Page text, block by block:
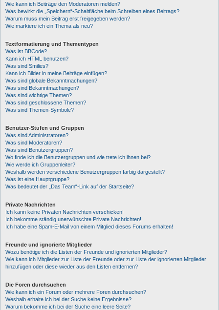
Wie kann ich Beiträge den Moderatoren melden?
Was bewirkt die „Speichern“-Schaltfläche beim Schreiben eines Beitrags?
Warum muss mein Beitrag erst freigegeben werden?
Wie markiere ich ein Thema als neu?
Textformatierung und Thementypen
Was ist BBCode?
Kann ich HTML benutzen?
Was sind Smilies?
Kann ich Bilder in meine Beiträge einfügen?
Was sind globale Bekanntmachungen?
Was sind Bekanntmachungen?
Was sind wichtige Themen?
Was sind geschlossene Themen?
Was sind Themen-Symbole?
Benutzer-Stufen und Gruppen
Was sind Administratoren?
Was sind Moderatoren?
Was sind Benutzergruppen?
Wo finde ich die Benutzergruppen und wie trete ich ihnen bei?
Wie werde ich Gruppenleiter?
Weshalb werden verschiedene Benutzergruppen farbig dargestellt?
Was ist eine Hauptgruppe?
Was bedeutet der „Das Team“-Link auf der Startseite?
Private Nachrichten
Ich kann keine Privaten Nachrichten verschicken!
Ich bekomme ständig unerwünschte Private Nachrichten!
Ich habe eine Spam-E-Mail von einem Mitglied dieses Forums erhalten!
Freunde und ignorierte Mitglieder
Wozu benötige ich die Listen der Freunde und ignorierten Mitglieder?
Wie kann ich Mitglieder zur Liste der Freunde oder zur Liste der ignorierten Mitglieder
hinzufügen oder diese wieder aus den Listen entfernen?
Die Foren durchsuchen
Wie kann ich ein Forum oder mehrere Foren durchsuchen?
Weshalb erhalte ich bei der Suche keine Ergebnisse?
Warum bekomme ich bei der Suche eine leere Seite?